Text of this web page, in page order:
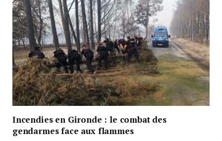
Incendies en Gironde : le combat des
gendarmes face aux flammes